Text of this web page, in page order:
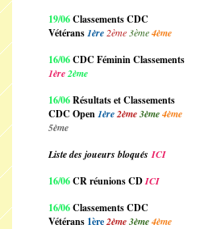
19/06Classements CDC
Vétérans1ère 2ème 3ème4ème
16/06CDC Féminin Classements
1ère2ème
16/06Résultats et Classements
CDC Open1ère2ème3ème4ème
5ème
Liste des joueurs bloqués ICI
16/06CR réunions CDICI
16/06Classements CDC
Vétérans 1ère2ème3ème4ème